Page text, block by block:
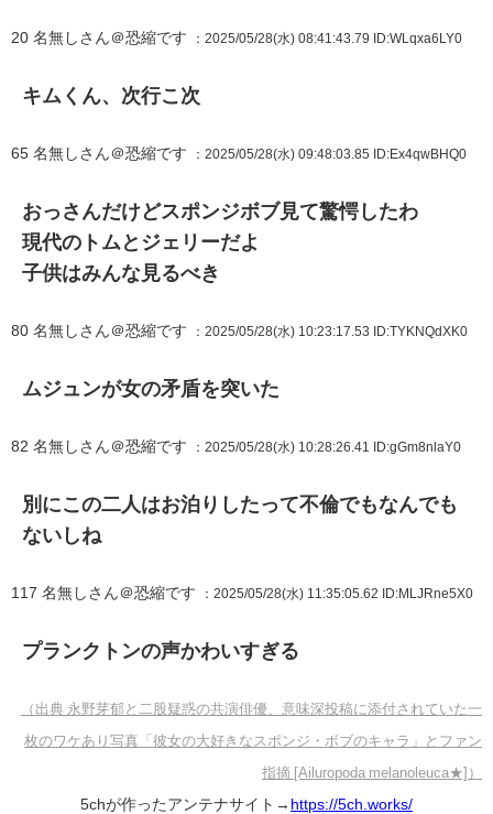
20 名無しさん＠恐縮です ：2025/05/28(水) 08:41:43.79 ID:WLqxa6LY0
キムくん、次行こ次
65 名無しさん＠恐縮です ：2025/05/28(水) 09:48:03.85 ID:Ex4qwBHQ0
おっさんだけどスポンジボブ見て驚愕したわ
現代のトムとジェリーだよ
子供はみんな見るべき
80 名無しさん＠恐縮です ：2025/05/28(水) 10:23:17.53 ID:TYKNQdXK0
ムジュンが女の矛盾を突いた
82 名無しさん＠恐縮です ：2025/05/28(水) 10:28:26.41 ID:gGm8nlaY0
別にこの二人はお泊りしたって不倫でもなんでも
ないしね
117 名無しさん＠恐縮です ：2025/05/28(水) 11:35:05.62 ID:MLJRne5X0
プランクトンの声かわいすぎる
（出典 永野芽郁と二股疑惑の共演俳優、意味深投稿に添付されていた一
枚のワケあり写真「彼女の大好きなスポンジ・ボブのキャラ」とファン
指摘 [Ailuropoda melanoleuca★]）
5chが作ったアンテナサイト→ https://5ch.works/